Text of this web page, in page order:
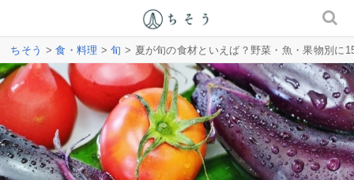
ちそう >食・料理 >旬 > 夏が旬の食材といえば？野菜・魚・果物別に